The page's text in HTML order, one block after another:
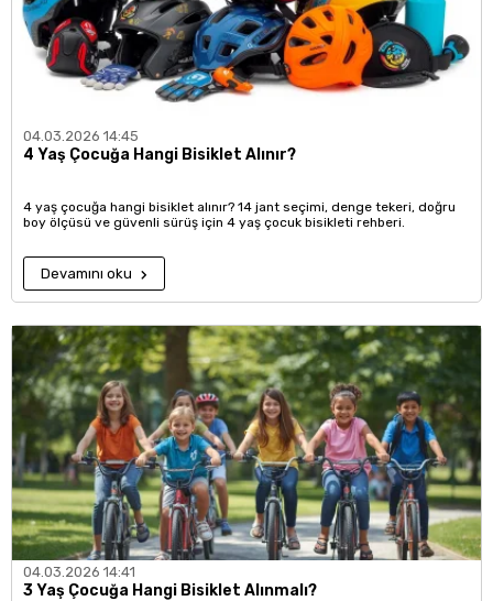
04.03.2026 14:45
4 Yaş Çocuğa Hangi Bisiklet Alınır?
4 yaş çocuğa hangi bisiklet alınır? 14 jant seçimi, denge tekeri, doğru
boy ölçüsü ve güvenli sürüş için 4 yaş çocuk bisikleti rehberi.
Devamını oku
04.03.2026 14:41
3 Yaş Çocuğa Hangi Bisiklet Alınmalı?